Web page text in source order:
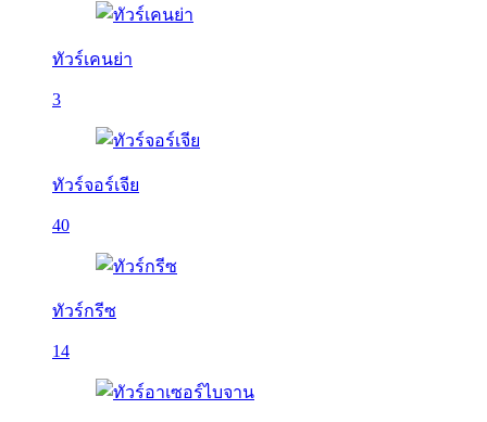
ทัวร์เคนย่า
3
ทัวร์จอร์เจีย
40
ทัวร์กรีซ
14